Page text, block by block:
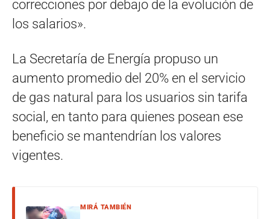
correcciones por debajo de la evolución de
los salarios».
La Secretaría de Energía propuso un
aumento promedio del 20% en el servicio
de gas natural para los usuarios sin tarifa
social, en tanto para quienes posean ese
beneficio se mantendrían los valores
vigentes.
MIRÁ TAMBIÉN